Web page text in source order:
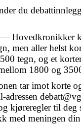
du
— Hovedkronikker
men aller helst
tegn, og et
1800 og
tar imot korte
adressen
kjøreregler til deg
med meningen